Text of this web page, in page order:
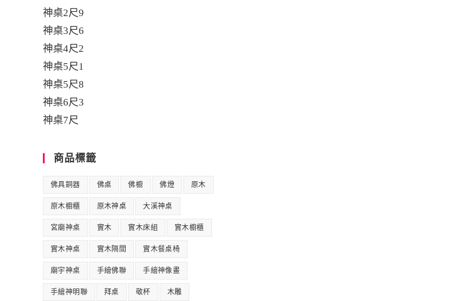
神桌2尺9
神桌3尺6
神桌4尺2
神桌5尺1
神桌5尺8
神桌6尺3
神桌7尺
商品標籤
佛具銅器 佛桌 佛櫥 佛燈 原木
原木櫥櫃 原木神桌 大溪神桌
宮廟神桌 實木 實木床組 實木櫥櫃
實木神桌 實木隔間 實木餐桌椅
廟宇神桌 手繪佛聯 手繪神像畫
手繪神明聯 拜桌 敬杯 木雕